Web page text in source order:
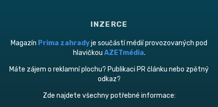
INZERCE
Magazín Prima zahradyje součástí médií provozovaných pod
hlavičkou AZETmédia.
Máte zájem o reklamní plochu? Publikaci PR článku nebo zpětný
odkaz?
Zde najdete všechny potřebné informace: